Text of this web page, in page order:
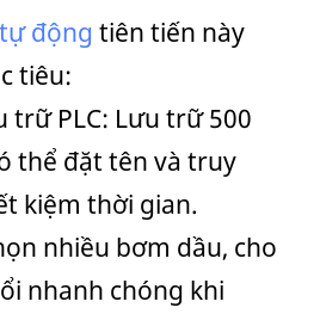
động tiên tiến này
tiêu:
trữ PLC: Lưu trữ 500
thể đặt tên và truy
kiệm thời gian.
nhiều bơm dầu, cho
nhanh chóng khi